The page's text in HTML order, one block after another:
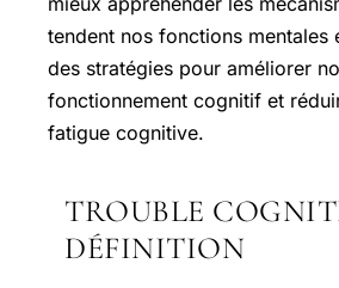
tendent nos fonctions mentales
des stratégies pour améliorer
fonctionnement cognitif et
fatigue cognitive.
TROUBLE
DÉFINITION